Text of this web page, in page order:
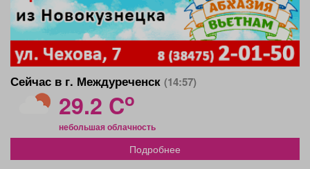
Сейчас в г. Междуреченск (14:57)
29.2 Co
небольшая облачность
Подробнее